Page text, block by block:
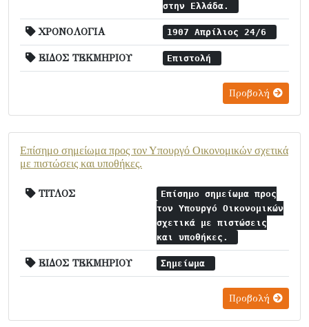
στην Ελλάδα.
ΧΡΟΝΟΛΟΓΙΑ 1907 Απρίλιος 24/6
ΕΙΔΟΣ ΤΕΚΜΗΡΙΟΥ Επιστολή
Προβολή
Επίσημο σημείωμα προς τον Υπουργό Οικονομικών σχετικά
με πιστώσεις και υποθήκες.
ΤΙΤΛΟΣ
Επίσημο σημείωμα προς
τον Υπουργό Οικονομικών
σχετικά με πιστώσεις
και υποθήκες.
ΕΙΔΟΣ ΤΕΚΜΗΡΙΟΥ Σημείωμα
Προβολή